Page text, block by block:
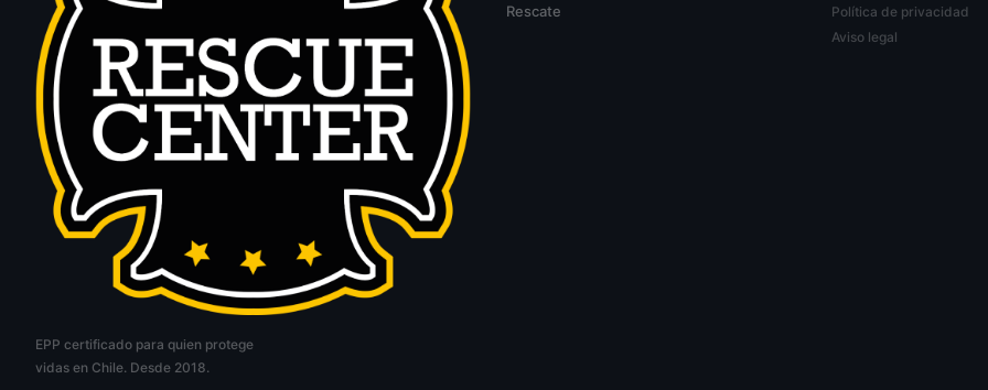
EPP certificado para quien protege
vidas en Chile. Desde 2018.
Rescate
Política de privacidad
Aviso legal